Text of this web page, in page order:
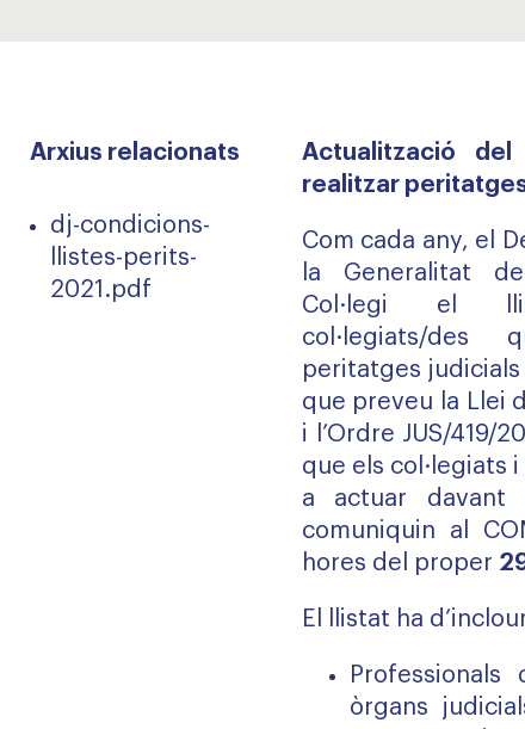
Arxius relacionats
dj-condicions-
llistes-perits-
2021.pdf
Actualització
realitzar
Com cada any, el
la Generalitat
Col·legi el
col·legiats/des
peritatges judicials
que preveu la Llei
i l’Ordre JUS/419/
que els col·legiats
a actuar davant
comuniquin al
hores del proper
El llistat ha
òrgans